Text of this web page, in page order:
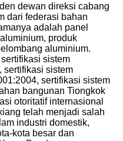
dewan direksi cabang
dari federasi bahan
adalah panel
produk
aluminium.
sistem
sertifikasi sistem
sertifikasi sistem
bangunan Tiongkok
otoritatif internasional
telah menjadi salah
industri domestik,
kota besar dan